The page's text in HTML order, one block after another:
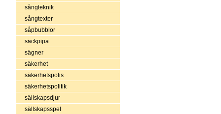
sångteknik
sångtexter
såpbubblor
säckpipa
sägner
säkerhet
säkerhetspolis
säkerhetspolitik
sällskapsdjur
sällskapsspel